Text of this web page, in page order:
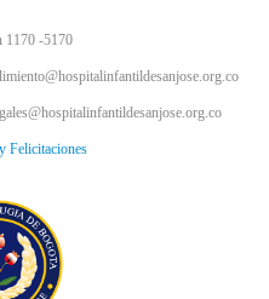
1170 -5170
Felicitaciones